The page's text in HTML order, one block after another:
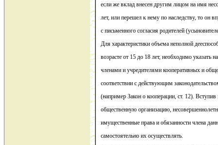
если же вклад внесен другим лицом на имя
лет, или перешел к нему по наследству, то он
с письменного согласия родителей
Для характеристики объема неполной
возрасте от 15 до 18 лет, необходимо указать
членами и учредителями кооперативных и
соответствии с действующим
(например Закон о кооперации, ст. 12).
общественную организацию,
имущественные права и обязанности члена
самостоятельно их осуществлять.